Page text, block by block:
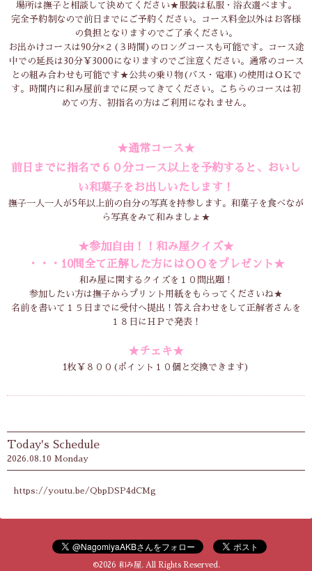
場所は撫子と相談して決めてください★服装は私服・浴衣選べます。
完全予約制なので前日までにご予約ください。コース料金以外はお客様
の負担となりますのでご了承ください。
お出かけコースは90分×２(３時間)のロングコースも可能です。コース途
中での延長は30分￥3000になりますのでご注意ください。通常のコース
との組み合わせも可能です★公共の乗り物(バス・電車)の使用はＯＫで
す。時間内に和み屋前までに戻ってきてください。こちらのコースは初
めての方、初指名の方はご利用になれません。
★通常コース★
前日までに指名で６０分コース以上を予約すると、おいし
い和菓子をお出しいたします！
撫子一人一人が5年以上前の自分の写真を持参します。和菓子を食べなが
ら写真をみて和みましょ★
★参加自由！！和み屋クイズ★
・・・10問全て正解した方にはＯＯをプレゼント★
和み屋に関するクイズを１０問出題！
参加したい方は撫子からプリント用紙をもらってくださいね★
名前を書いて１５日までに受付へ提出！答え合わせをして正解者さんを
１８日にＨＰで発表！
★チェキ★
1枚￥８００(ポイント１０個と交換できます)
Today's Schedule
2026.08.10 Monday
https://youtu.be/QbpDSP4dCMg
©2026 和み屋. All Rights Reserved.